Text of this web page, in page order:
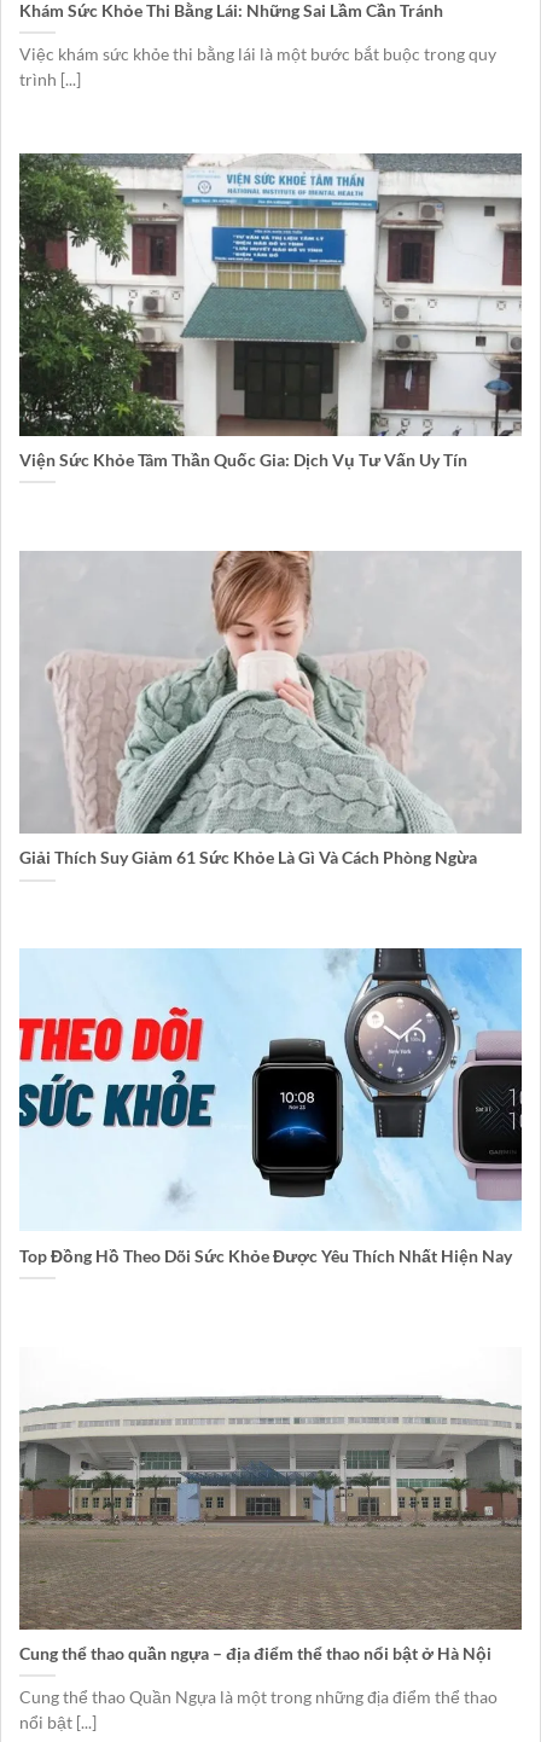
Khám Sức Khỏe Thi Bằng Lái: Những Sai Lầm Cần Tránh
Việc khám sức khỏe thi bằng lái là một bước bắt buộc trong quy
trình [...]
Viện Sức Khỏe Tâm Thần Quốc Gia: Dịch Vụ Tư Vấn Uy Tín
Giải Thích Suy Giảm 61 Sức Khỏe Là Gì Và Cách Phòng Ngừa
Top Đồng Hồ Theo Dõi Sức Khỏe Được Yêu Thích Nhất Hiện Nay
Cung thể thao quần ngựa – địa điểm thể thao nổi bật ở Hà Nội
Cung thể thao Quần Ngựa là một trong những địa điểm thể thao
nổi bật [...]